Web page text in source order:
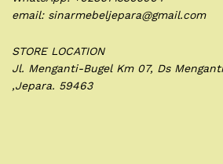
email: sinarmebeljepara@gmail.com
STORE LOCATION
Jl. Menganti-Bugel Km 07, Ds
,Jepara. 59463